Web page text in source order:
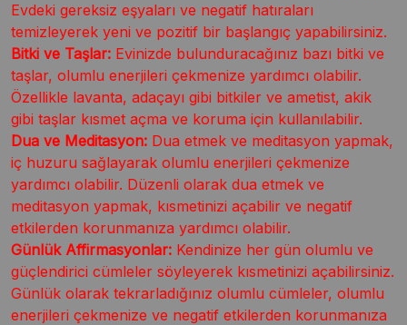
Evdeki gereksiz eşyaları ve negatif hatıraları
temizleyerek yeni ve pozitif bir başlangıç yapabilirsiniz.
Bitki ve Taşlar: Evinizde bulunduracağınız bazı bitki ve
taşlar, olumlu enerjileri çekmenize yardımcı olabilir.
Özellikle lavanta, adaçayı gibi bitkiler ve ametist, akik
gibi taşlar kısmet açma ve koruma için kullanılabilir.
Dua ve Meditasyon: Dua etmek ve meditasyon yapmak,
iç huzuru sağlayarak olumlu enerjileri çekmenize
yardımcı olabilir. Düzenli olarak dua etmek ve
meditasyon yapmak, kısmetinizi açabilir ve negatif
etkilerden korunmanıza yardımcı olabilir.
Günlük Affirmasyonlar: Kendinize her gün olumlu ve
güçlendirici cümleler söyleyerek kısmetinizi açabilirsiniz.
Günlük olarak tekrarladığınız olumlu cümleler, olumlu
enerjileri çekmenize ve negatif etkilerden korunmanıza